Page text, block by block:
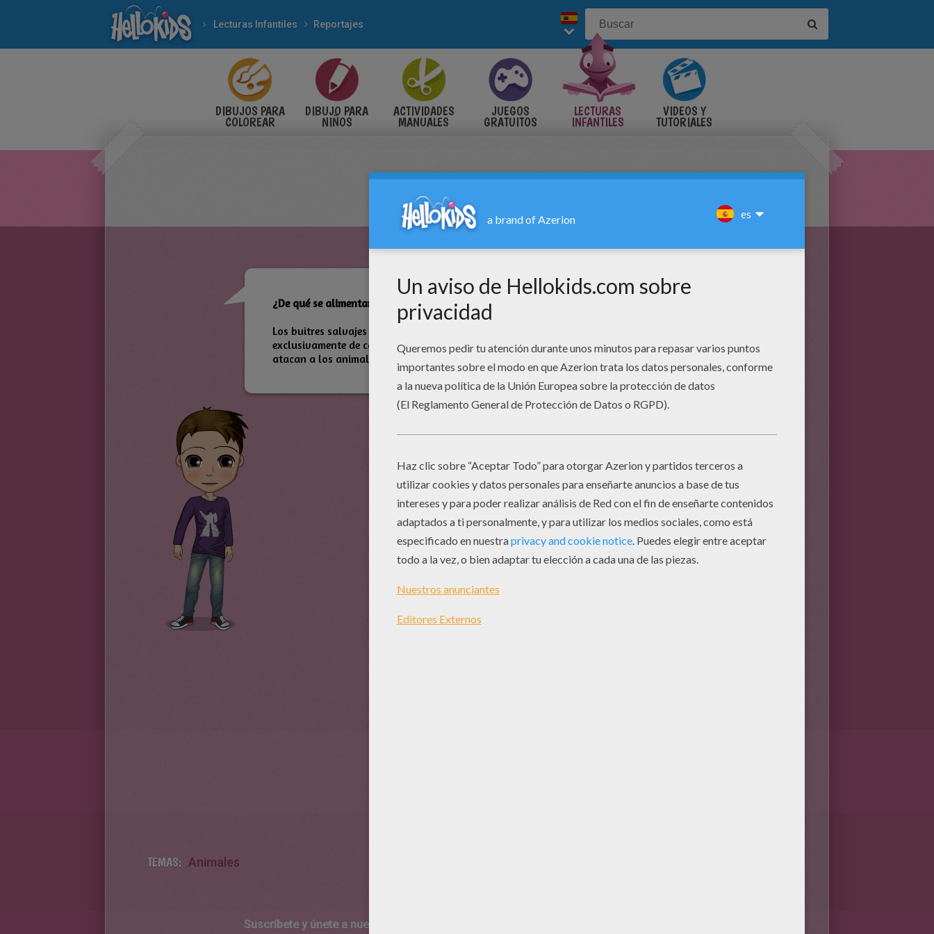
Lecturas Infantiles Reportajes
DIBUJOS PARA
COLOREAR
DIBUJO PARA
NIÑOS
ACTIVIDADES
MANUALES
JUEGOS
GRATUITOS
LECTURAS
INFANTILES
VIDEOS Y
TUTORIALES
¿De qué se alimentan los buitres?
Los buitres salvajes se alimentan casi
exclusivamente de carroña y en ocasiones
atacan a los animales recién nacidos.
TEMAS: Animales
Suscríbete y únete a nuestro canal de vídeos para niños en Youtube: